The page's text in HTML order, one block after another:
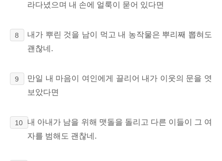
라다녔으며 내 손에 얼룩이 묻어 있다면
8
내가 뿌린 것을 남이 먹고 내 농작물은 뿌리째 뽑혀도
괜찮네.
9
만일 내 마음이 여인에게 끌리어 내가 이웃의 문을 엿
보았다면
10 내 아내가 남을 위해 맷돌을 돌리고 다른 이들이 그 여
자를 범해도 괜찮네.